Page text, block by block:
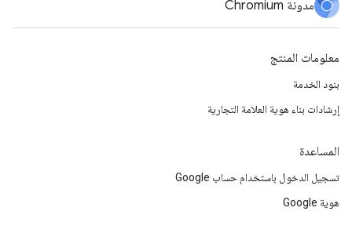
مدونة Chromium
معلومات المنتج
بنود الخدمة
إرشادات بناء هوية العلامة التجارية
المساعدة
تسجيل الدخول باستخدام حساب Google
هوية Google